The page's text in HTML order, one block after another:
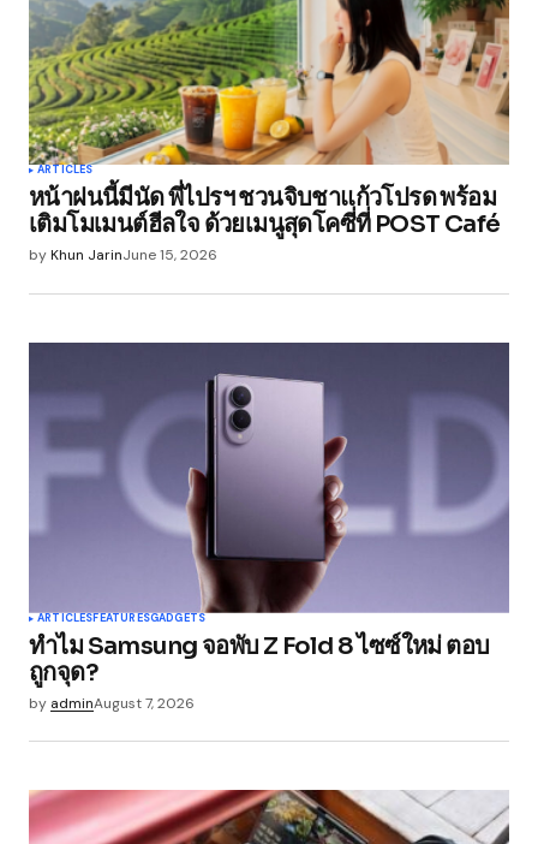
ARTICLES
หน้าฝนนี้มีนัด พี่ไปรฯ ชวนจิบชาแก้วโปรด พร้อม
เติมโมเมนต์ฮีลใจ ด้วยเมนูสุดโคซี่ที่ POST Café
byKhun JarinJune 15, 2026
ARTICLESFEATURESGADGETS
ทำไม Samsung จอพับ Z Fold 8 ไซซ์ใหม่ ตอบ
ถูกจุด?
by adminAugust 7, 2026